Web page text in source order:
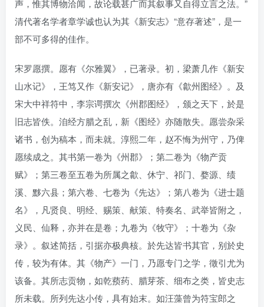
声，惟其博物洽闻，故论载甚广而其叙事又自得立言之法。”
清代著名学者章学诚也认为其《新安志》“意存著述”，是一
部不可多得的佳作。
宋罗愿撰。愿有《尔雅翼》，已著录。初，梁萧几作《新安
山水记》，王笃又作《新安记》，唐亦有《歙州图经》。及
宋大中祥符中，李宗谔撰次《州郡图经》，颁之天下，於是
旧志皆佚。洎经方腊之乱，新《图经》亦随散失。愿尝杂采
诸书，创为稿本，而未就。淳熙二年，赵不悔为州守，乃俾
愿续成之。其书第一卷为《州郡》；第二卷为《物产贡
赋》；第三卷至五卷为所属之歙、休宁、祁门、婺源、绩
溪、黟六县；第六卷、七卷为《先达》；第八卷为《进士题
名》，凡贤良、明经、赐策、献策、特奏名、武举皆附之，
义民、仙释，亦并在是卷；九卷为《牧守》；十卷为《杂
录》。叙述简括，引据亦极典核。於先达皆书其官，别於史
传，较为有体。其《物产》一门，乃愿专门之学，徵引尤为
该备。其所志贡物，如乾蓣药、腊芽茶、细布之类，皆史志
所未载。所列先达小传，具有始末。如汪藻曾为符宝郎之